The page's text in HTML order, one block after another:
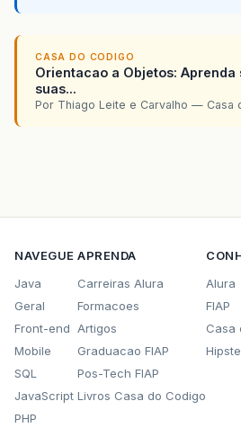
CASA DO CODIGO
Orientacao a Objetos: Aprenda
suas...
Por Thiago Leite e Carvalho — Casa
NAVEGUE
Java
Geral
Front-end
Mobile
SQL
JavaScript
PHP
APRENDA
Carreiras Alura
Formacoes
Artigos
Graduacao FIAP
Pos-Tech FIAP
Livros Casa do Codigo
Alura
FIAP
Casa